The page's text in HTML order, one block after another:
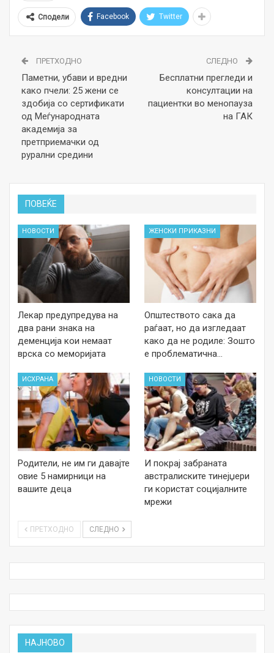
Сподели Facebook Twitter
ПРЕТХОДНО
Паметни, убави и вредни
како пчели: 25 жени се
здобија со сертификати
од Меѓународната
академија за
претприемачки од
рурални средини
СЛЕДНО
Бесплатни прегледи и
консултации на
пациентки во менопауза
на ГАК
ПОВЕЌЕ
НОВОСТИ
Лекар предупредува на
два рани знака на
деменција кои немаат
врска со меморијата
ЖЕНСКИ ПРИКАЗНИ
Општеството сака да
раѓаат, но да изгледаат
како да не родиле: Зошто
е проблематична…
ИСХРАНА
Родители, не им ги давајте
овие 5 намирници на
вашите деца
НОВОСТИ
И покрај забраната
австралиските тинејџери
ги користат социјалните
мрежи
ПРЕТХОДНО СЛЕДНО
НАЈНОВО